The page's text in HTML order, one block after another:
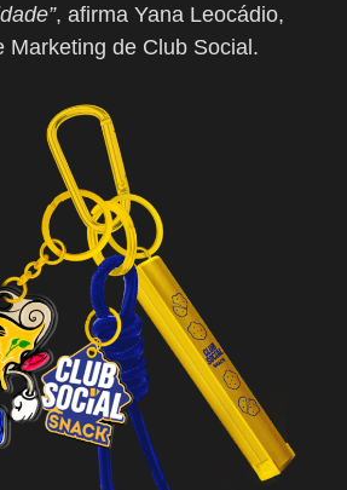
, afirma Yana Leocádio,
Marketing de Club Social.